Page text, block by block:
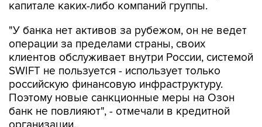
капитале каких-либо компаний группы.
"У банка нет активов за рубежом, он не ведет
операции за пределами страны, своих
клиентов обслуживает внутри России, системой
SWIFT не пользуется - использует только
российскую финансовую инфраструктуру.
Поэтому новые санкционные меры на Озон
банк не повлияют", - отмечали в кредитной